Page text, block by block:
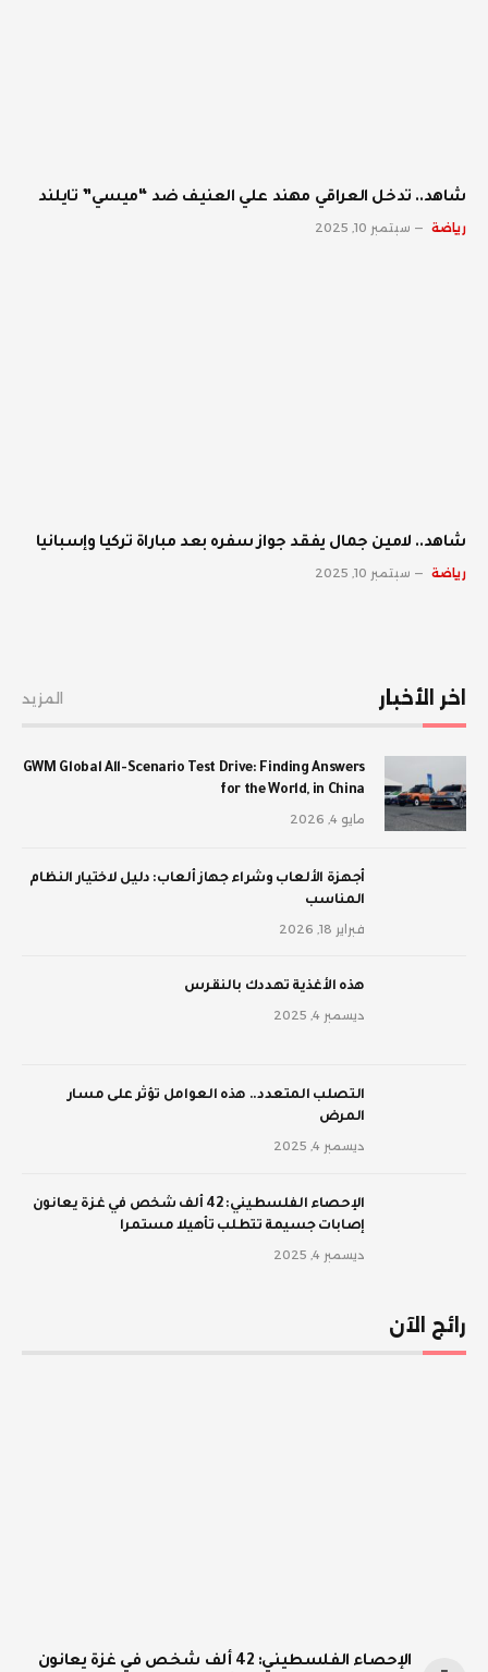
شاهد.. تدخل العراقي مهند علي العنيف ضد “ميسي” تايلند
رياضة سبتمبر 10, 2025
شاهد.. لامين جمال يفقد جواز سفره بعد مباراة تركيا وإسبانيا
رياضة سبتمبر 10, 2025
اخر الأخبار المزيد
GWM Global All-Scenario Test Drive: Finding Answers
for the World, in China
مايو 4, 2026
أجهزة الألعاب وشراء جهاز ألعاب: دليل لاختيار النظام
المناسب
فبراير 18, 2026
‫هذه الأغذية تهددك بالنقرس
ديسمبر 4, 2025
‫التصلب المتعدد.. هذه العوامل تؤثر على مسار
المرض
ديسمبر 4, 2025
الإحصاء الفلسطيني: 42 ألف شخص في غزة يعانون
إصابات جسيمة تتطلب تأهيلا مستمرا
ديسمبر 4, 2025
رائج الآن
الإحصاء الفلسطيني: 42 ألف شخص في غزة يعانون